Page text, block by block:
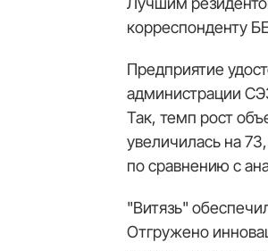
корреспонденту
Предприятие
администрации
Так, темп рост
увеличилась на
по сравнению с
"Витязь"
Отгружено